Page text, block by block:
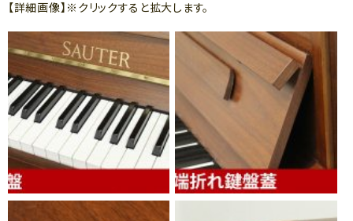
【詳細画像】※クリックすると拡大します。